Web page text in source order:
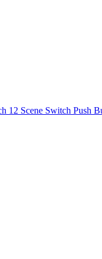
12 Scene Switch Push